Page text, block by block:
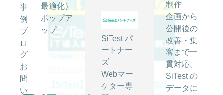
事
例
ブ
ロ
グ
お
問
い
最適化）
ポップア
ップ
SiTest パ
ートナー
ズ
Webマー
ケター専
制作
企画から
公開後の
改善・集
客まで一
貫対応。
SiTest の
データに
【SiTest】IT導入補助金制度2021